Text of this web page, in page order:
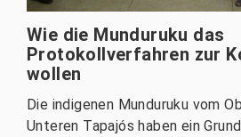
Wie die Munduruku das
Protokollverfahren zur
wollen
Die indigenen Munduruku vom
Unteren Tapajós haben ein